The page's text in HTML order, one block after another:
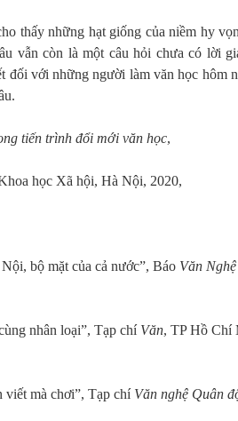
thấy những hạt giống của niềm hy
vẫn còn là một câu hỏi chưa có lời
đối với những người làm văn học hôm
tiến trình đổi mới văn học,
học Xã hội, Hà Nội, 2020,
bộ mặt của cả nước”, Báo Văn Nghệ
nhân loại”, Tạp chí Văn, TP Hồ Chí
mà chơi”, Tạp chí Văn nghệ Quân